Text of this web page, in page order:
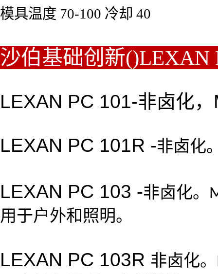
模具温度 70-100 冷却 40
沙伯基础创新()LEXAN
LEXAN PC 101-非卤化
LEXAN PC 101R -非卤化
LEXAN PC 103 -非卤化。
用于户外和照明。
LEXAN PC 103R 非卤化。